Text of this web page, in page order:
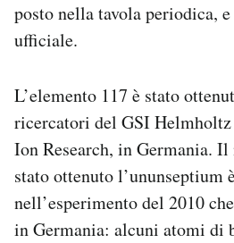
posto nella tavola periodica,
ufficiale.
L’elemento 117 è stato
ricercatori del GSI
Ion Research, in Germania.
stato ottenuto l’ununseptium
nell’esperimento del 2010
in Germania: alcuni atomi di